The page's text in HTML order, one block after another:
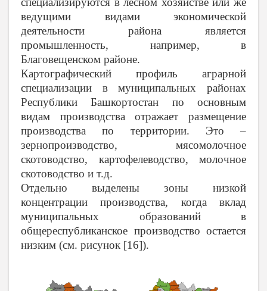
ведущими видами экономической
деятельности района является
промышленность, например, в
Благовещенском районе.
Картографический профиль аграрной
специализации в муниципальных районах
Республики Башкортостан по основным
видам производства отражает размещение
производства по территории. Это –
зернопроизводство, мясомолочное
скотоводство, картофелеводство, молочное
скотоводство и т.д.
Отдельно выделены зоны низкой
концентрации производства, когда вклад
муниципальных образований в
общереспубликанское производство остается
низким (см. рисунок [16]).